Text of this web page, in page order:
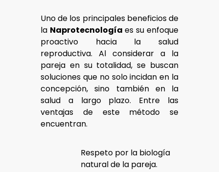
Uno de los principales beneficios de
la Naprotecnología es su enfoque
proactivo hacia la salud
reproductiva. Al considerar a la
pareja en su totalidad, se buscan
soluciones que no solo incidan en la
concepción, sino también en la
salud a largo plazo. Entre las
ventajas de este método se
encuentran.
Respeto por la biología
natural de la pareja.